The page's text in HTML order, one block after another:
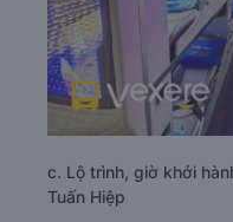
c. Lộ trình, giờ khởi
Tuấn Hiệp